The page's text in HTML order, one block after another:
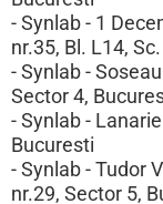
- Synlab - 1
nr.35, Bl. L14,
- Synlab -
Sector 4,
- Synlab -
Bucuresti
- Synlab - Tudor
nr.29, Sector 5,